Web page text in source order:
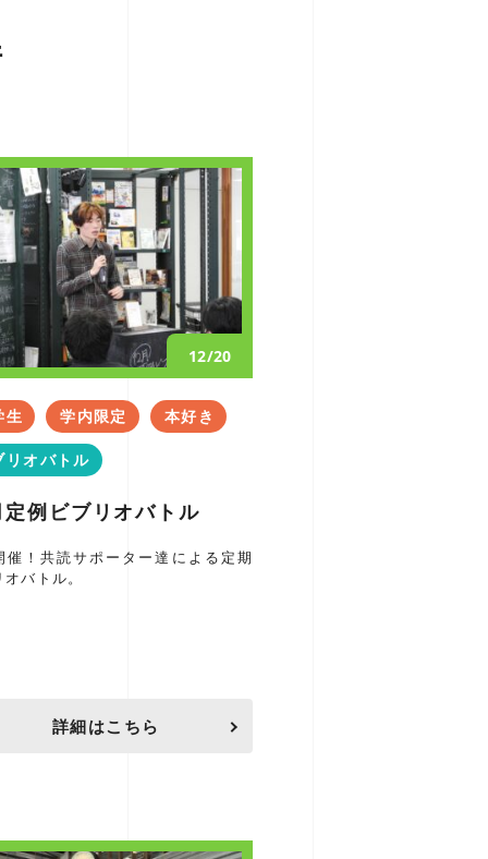
12/20
生 学内限定 本好き
リオバトル
例ビブリオバトル
催！共読サポーター達による定期
バトル。
詳細はこちら